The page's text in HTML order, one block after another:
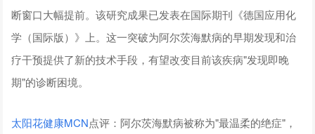
断窗口大幅提前。该研究成果已发表在国际期刊《德国应用化
学（国际版）》上。这一突破为阿尔茨海默病的早期发现和治
疗干预提供了新的技术手段，有望改变目前该疾病"发现即晚
期"的诊断困境。
太阳花健康MCN点评：阿尔茨海默病被称为"最温柔的绝症"，